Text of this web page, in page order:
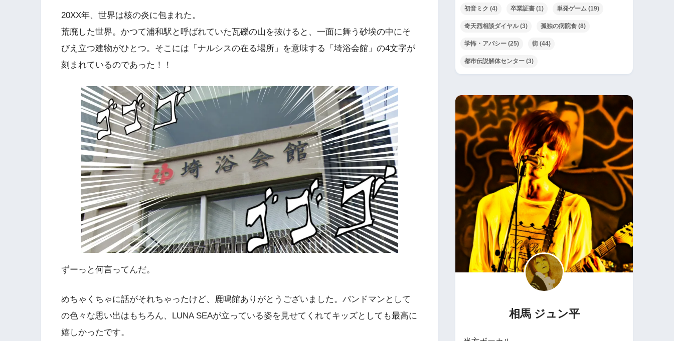
20XX年、世界は核の炎に包まれた。
荒廃した世界。かつて浦和駅と呼ばれていた瓦礫の山を抜けると、一面に舞う砂埃の中にそ
びえ立つ建物がひとつ。そこには「ナルシスの在る場所」を意味する「埼浴会館」の4文字が
刻まれているのであった！！
ずーっと何言ってんだ。
めちゃくちゃに話がそれちゃったけど、鹿鳴館ありがとうございました。バンドマンとして
の色々な思い出はもちろん、LUNA SEAが立っている姿を見せてくれてキッズとしても最高に
嬉しかったです。
初音ミク (4) 卒業証書 (1) 単発ゲーム (19)
奇天烈相談ダイヤル(3) 孤独の病院食 (8)
学怖・アパシー (25) 街 (44)
都市伝説解体センター (3)
相馬 ジュン平